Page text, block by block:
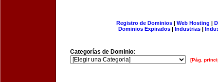
Registro de Dominios| Web Hosting |
Dominios Expirados | Industrias |
Categorías de Dominio:
[Pág.